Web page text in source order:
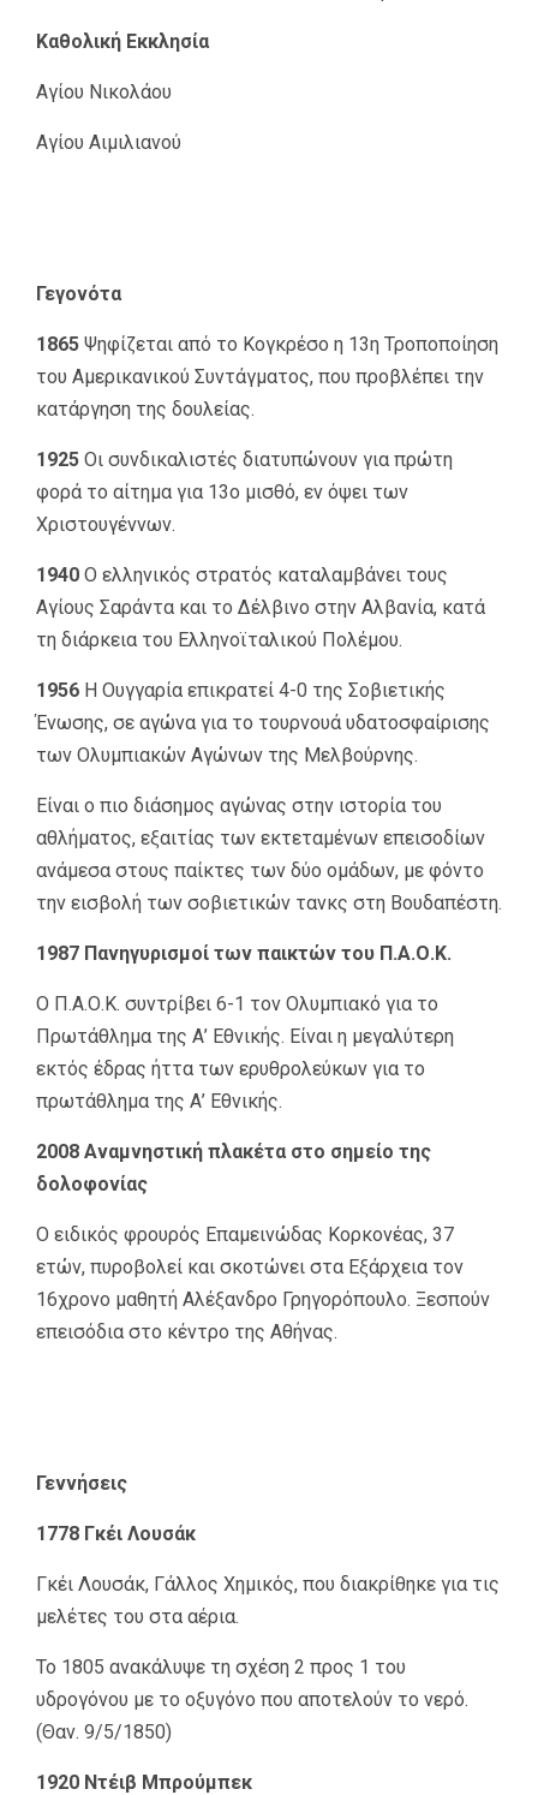
Καθολική Εκκλησία
Αγίου Νικολάου
Αγίου Αιμιλιανού
Γεγονότα
1865 Ψηφίζεται από το Κογκρέσο η 13η Τροποποίηση
του Αμερικανικού Συντάγματος, που προβλέπει την
κατάργηση της δουλείας.
1925 Οι συνδικαλιστές διατυπώνουν για πρώτη
φορά το αίτημα για 13ο μισθό, εν όψει των
Χριστουγέννων.
1940 Ο ελληνικός στρατός καταλαμβάνει τους
Αγίους Σαράντα και το Δέλβινο στην Αλβανία, κατά
τη διάρκεια του Ελληνοϊταλικού Πολέμου.
1956 Η Ουγγαρία επικρατεί 4-0 της Σοβιετικής
Ένωσης, σε αγώνα για το τουρνουά υδατοσφαίρισης
των Ολυμπιακών Αγώνων της Μελβούρνης.
Είναι ο πιο διάσημος αγώνας στην ιστορία του
αθλήματος, εξαιτίας των εκτεταμένων επεισοδίων
ανάμεσα στους παίκτες των δύο ομάδων, με φόντο
την εισβολή των σοβιετικών τανκς στη Βουδαπέστη.
1987 Πανηγυρισμοί των παικτών του Π.Α.Ο.Κ.
Ο Π.Α.Ο.Κ. συντρίβει 6-1 τον Ολυμπιακό για το
Πρωτάθλημα της Α’ Εθνικής. Είναι η μεγαλύτερη
εκτός έδρας ήττα των ερυθρολεύκων για το
πρωτάθλημα της Α’ Εθνικής.
2008 Αναμνηστική πλακέτα στο σημείο της
δολοφονίας
Ο ειδικός φρουρός Επαμεινώδας Κορκονέας, 37
ετών, πυροβολεί και σκοτώνει στα Εξάρχεια τον
16χρονο μαθητή Αλέξανδρο Γρηγορόπουλο. Ξεσπούν
επεισόδια στο κέντρο της Αθήνας.
Γεννήσεις
1778 Γκέι Λουσάκ
Γκέι Λουσάκ, Γάλλος Χημικός, που διακρίθηκε για τις
μελέτες του στα αέρια.
Το 1805 ανακάλυψε τη σχέση 2 προς 1 του
υδρογόνου με το οξυγόνο που αποτελούν το νερό.
(Θαν. 9/5/1850)
1920 Ντέιβ Μπρούμπεκ